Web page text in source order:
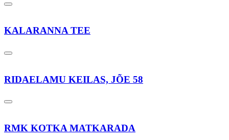
KALARANNA TEE
RIDAELAMU KEILAS, JÕE 58
RMK KOTKA MATKARADA